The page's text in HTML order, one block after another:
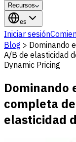
Recursos
es
Iniciar sesión
Blog > Dominando
A/B de elasticidad
Dynamic Pricing
Dominando
completa
elasticidad